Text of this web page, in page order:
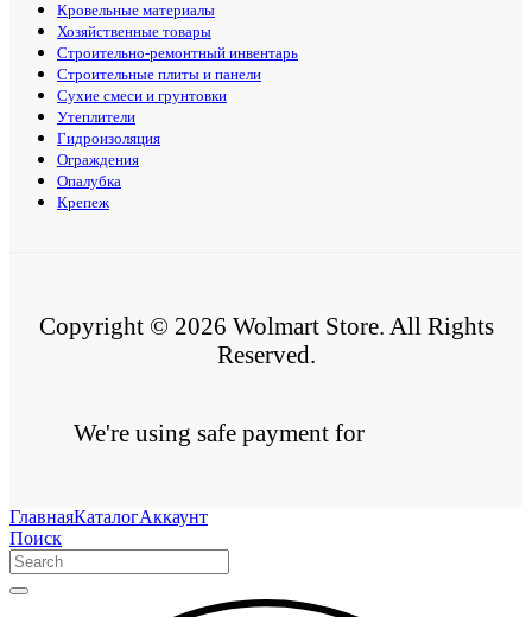
Кровельные материалы
Хозяйственные товары
Строительно-ремонтный инвентарь
Строительные плиты и панели
Сухие смеси и грунтовки
Утеплители
Гидроизоляция
Ограждения
Опалубка
Крепеж
Copyright © 2026 Wolmart Store. All Rights
Reserved.
We're using safe payment for
ГлавнаяКаталогАккаунт
Поиск